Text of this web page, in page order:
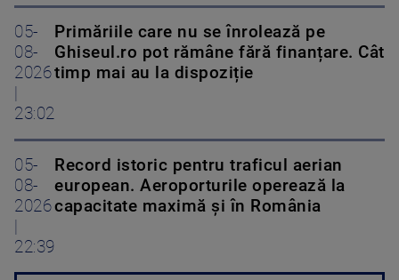
05-
08-
2026
23:02
Primăriile care nu se înrolează pe
Ghiseul.ro pot rămâne fără finanțare. Cât
timp mai au la dispoziție
05-
08-
2026
22:39
Record istoric pentru traficul aerian
european. Aeroporturile operează la
capacitate maximă și în România